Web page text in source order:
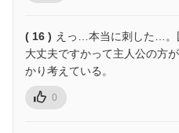
( 16 ) えっ…本当に刺した…。
大丈夫ですかって主人公の方
かり考えている。
0